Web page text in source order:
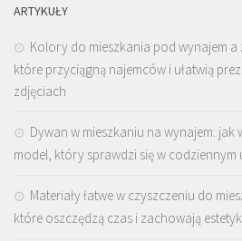
ARTYKUŁY
Kolory do mieszkania pod wynajem
które przyciągną najemców i ułatwią
zdjęciach
Dywan w mieszkaniu na wynajem:
model, który sprawdzi się w codziennym
Materiały łatwe w czyszczeniu do
które oszczędzą czas i zachowają